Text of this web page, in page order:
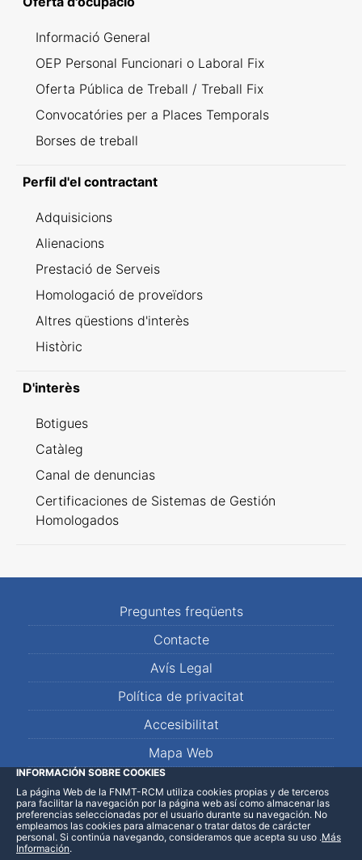
Informació General
OEP Personal Funcionari o Laboral Fix
Oferta Pública de Treball / Treball Fix
Convocatóries per a Places Temporals
Borses de treball
Perfil d'el contractant
Adquisicions
Alienacions
Prestació de Serveis
Homologació de proveïdors
Altres qüestions d'interès
Històric
D'interès
Botigues
Catàleg
Canal de denuncias
Certificaciones de Sistemas de Gestión
Homologados
Preguntes freqüents
Contacte
Avís Legal
Política de privacitat
Accesibilitat
Mapa Web
LinkedInFacebookWhatsApp
INFORMACIÓN SOBRE COOKIES
La página Web de la FNMT-RCM utiliza cookies propias y de terceros
para facilitar la navegación por la página web así como almacenar las
preferencias seleccionadas por el usuario durante su navegación. No
empleamos las cookies para almacenar o tratar datos de carácter
personal. Si continúa navegando, consideramos que acepta su uso .Más
Información.